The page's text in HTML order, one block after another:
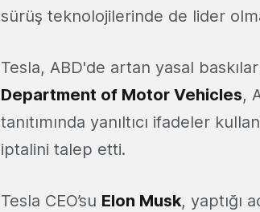
sürüş teknolojilerinde de lider
Tesla, ABD'de artan yasal
Department of Motor Vehicles,
tanıtımında yanıltıcı ifadeler
iptalini talep etti.
Tesla CEO’su Elon Musk, yaptığı